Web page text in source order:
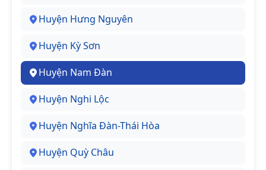
Huyện Hưng Nguyên
Huyện Kỳ Sơn
Huyện Nam Đàn
Huyện Nghi Lộc
Huyện Nghĩa Đàn-Thái Hòa
Huyện Quỳ Châu